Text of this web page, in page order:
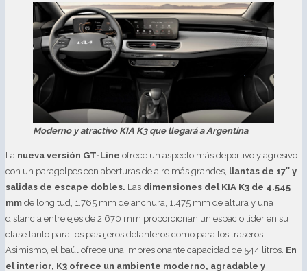
Moderno y atractivo KIA K3 que llegará a Argentina
La nueva versión GT-Line ofrece un aspecto más deportivo y agresivo
con un paragolpes con aberturas de aire más grandes, llantas de 17″ y
salidas de escape dobles. Las dimensiones del KIA K3 de 4.545
mm de longitud, 1.765 mm de anchura, 1.475 mm de altura y una
distancia entre ejes de 2.670 mm proporcionan un espacio líder en su
clase tanto para los pasajeros delanteros como para los traseros.
Asimismo, el baúl ofrece una impresionante capacidad de 544 litros. En
el interior, K3 ofrece un ambiente moderno, agradable y